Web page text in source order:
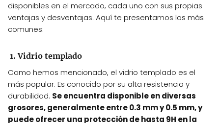
disponibles en el mercado, cada uno con sus propias
ventajas y desventajas. Aquí te presentamos los más
comunes:
1. Vidrio templado
Como hemos mencionado, el vidrio templado es el
más popular. Es conocido por su alta resistencia y
durabilidad. Se encuentra disponible en diversas
grosores, generalmente entre 0.3 mm y 0.5 mm, y
puede ofrecer una protección de hasta 9H en la